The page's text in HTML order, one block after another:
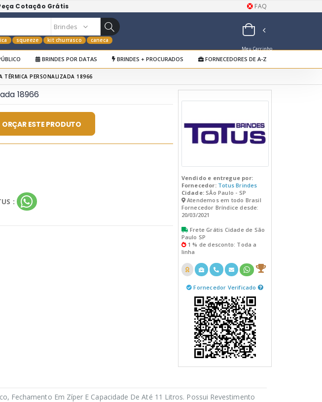
Cotação Grátis FAQ
squeeze kit churrasco caneca
Meu Carrinho
de Orçamentos
BRINDES POR DATAS BRINDES + PROCURADOS FORNECEDORES DE A-Z
TÉRMICA PERSONALIZADA 18966
18966
ORÇAR ESTE PRODUTO
:
Vendido e entregue por:
Fornecedor: Totus Brindes
Cidade:SÃo Paulo - SP
Atendemos em todo Brasil
Fornecedor Bríndice desde:
20/03/2021
Frete Grátis Cidade de São
Paulo SP
1 % de desconto: Toda a
linha
Fornecedor Verificado
Fechamento Em Zíper E Capacidade De Até 11 Litros. Possui Revestimento